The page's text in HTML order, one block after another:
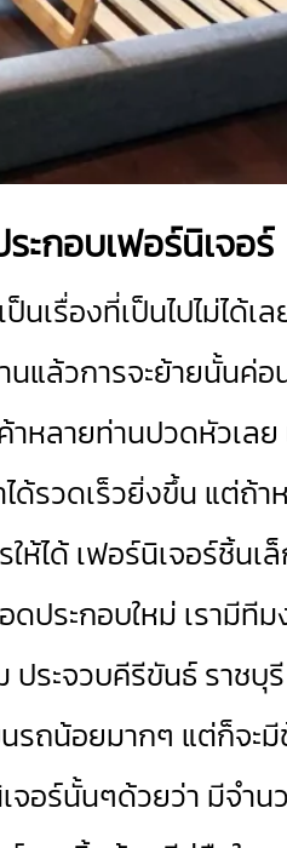
ะกอบเฟอร์นิเจอร์
รื่องที่เป็นไปไม่ได้
แล้วการจะย้ายนั้นค่
หลายท่านปวดหัวเ
รวดเร็วยิ่งขึ้น แต่ถ้
ห้ได้ เฟอร์นิเจอร์ชิ้
ระกอบใหม่ เรามีทีม
ระจวบคีรีขันธ์ ราช
น้อยมากๆ แต่ก็จะมี
ร์นั้นๆด้วยว่า มีจำน